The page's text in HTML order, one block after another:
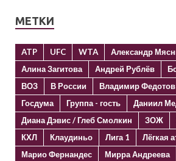
МЕТКИ
ATP UFC WTA
Александр
Алина Загитова
Андрей Рублёв
ВОЗ
В России Владимир Федотов
Госдума
Группа - гость
Даниил
Диана Дэвис / Глеб Смолкин
ЗОЖ
КХЛ
Клаудиньо Лига 1 Лёгкая
Марио Фернандес
Мирра Андреева